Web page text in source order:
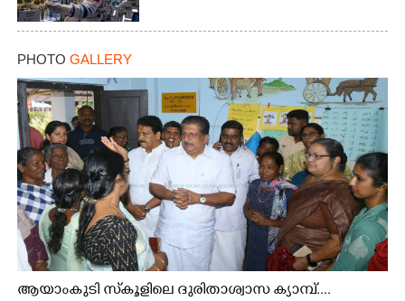
PHOTO GALLERY
ആയാംകുടി സ്‌കൂളിലെ ദുരിതാശ്വാസ ക്യാമ്പ്....